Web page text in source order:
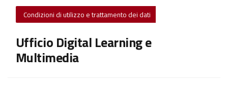
Condizioni di utilizzo e trattamento dei dati
Ufficio Digital Learning e
Multimedia